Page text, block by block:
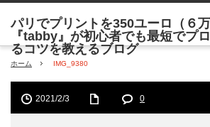
ホーム IMG_9380
2021/2/3 0